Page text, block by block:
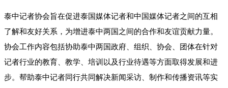
泰中记者协会旨在促进泰国媒体记者和中国媒体记者之间的互相
了解和友好关系，为增进泰中两国之间的合作和友谊贡献力量。
协会工作内容包括协助泰中两国政府、组织、协会、团体在针对
记者行业的教育、教学、培训以及行业待遇等方面取得发展和进
步。帮助泰中记者同行共同解决新闻采访、制作和传播资讯等实